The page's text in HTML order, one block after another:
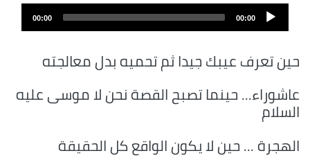
Audio
Player
00:00
00:00
حين تعرف عيبك جيدا ثم تحميه بدل معالجته
عاشوراء... حينما تصبح القصة نحن لا موسى عليه
السلام
الهجرة ... حين لا يكون الواقع كل الحقيقة